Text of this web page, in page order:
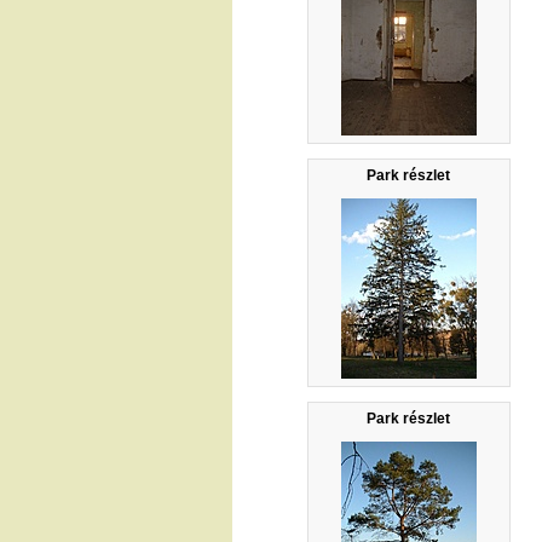
Park részlet
Park részlet